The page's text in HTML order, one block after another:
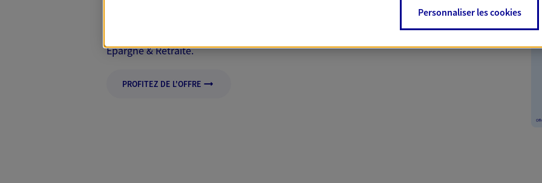
nouveaux contrats, bénéficiez d'un remboursement allant jusqu'à 300€ sur votre compte.
Offre soumise à conditions et valable sur une sélection de contrat Santé, Prévoyance et
Epargne & Retraite.
PROFITEZ DE L'OFFRE
Personnaliser les cookies